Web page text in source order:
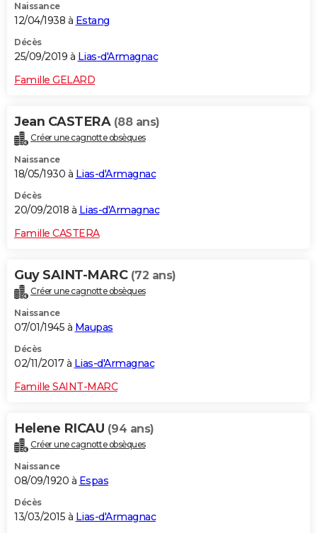
Naissance
12/04/1938 à Estang
Décès
25/09/2019 à Lias-d'Armagnac
Famille GELARD
Jean CASTERA (88 ans)
Créer une cagnotte obsèques
Naissance
18/05/1930 à Lias-d'Armagnac
Décès
20/09/2018 à Lias-d'Armagnac
Famille CASTERA
Guy SAINT-MARC (72 ans)
Créer une cagnotte obsèques
Naissance
07/01/1945 à Maupas
Décès
02/11/2017 à Lias-d'Armagnac
Famille SAINT-MARC
Helene RICAU (94 ans)
Créer une cagnotte obsèques
Naissance
08/09/1920 à Espas
Décès
13/03/2015 à Lias-d'Armagnac